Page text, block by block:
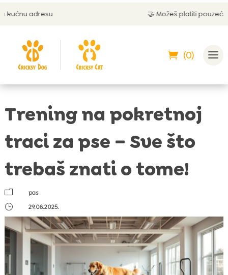
🤝 Možeš platiti pouzećem
(0)
Trening na pokretnoj
traci za pse – Sve što
trebaš znati o tome!
m
pas
}
29.08.2025.